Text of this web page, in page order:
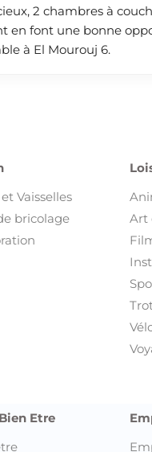
2 chambres à
en font une bonne
à El Mourouj 6.
Vaisselles
bricolage
Art
Etre